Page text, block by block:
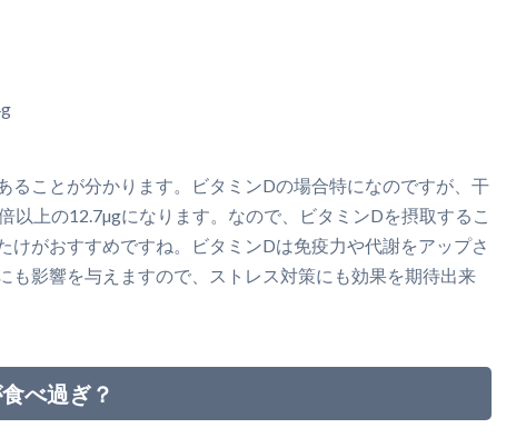
ることが分かります。ビタミンDの場合特になのですが、干
以上の12.7µgになります。なので、ビタミンDを摂取するこ
けがおすすめですね。ビタミンDは免疫力や代謝をアップさ
も影響を与えますので、ストレス対策にも効果を期待出来
べ過ぎ？